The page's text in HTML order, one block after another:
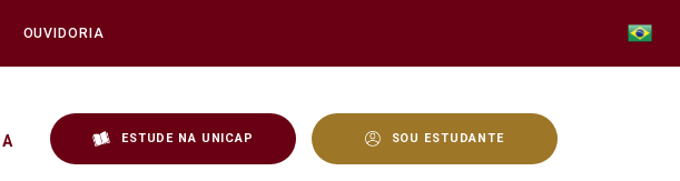
OUVIDORIA
ESTUDE NA UNICAP SOU ESTUDANTE